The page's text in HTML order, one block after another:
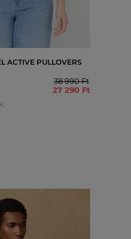
ACTIVE PULLOVERS
38 990 Ft
27 290 Ft